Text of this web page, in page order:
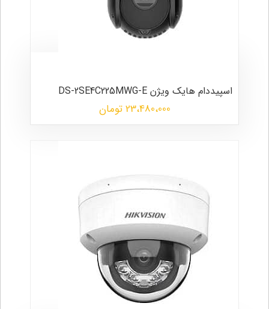
اسپیددام هایک ویژن DS-2SE4C225MWG-E
23،480،000 تومان